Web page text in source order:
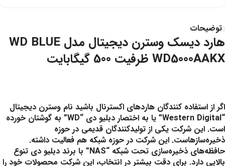
توضیحات
هارد دیسک وسترن دیجیتال مدل WD BLUE
WD5000AAKX ظرفیت 500 گیگابایت
اگر از استفاده کنندگان هاردهای اکسترنال باشید نام وسترن دیجیتال
“Western Digital” یا به اختصار دبلیو دی “WD” به گوشتان خورده
است. این شرکت یکی از تولیدکنندگان قدیمی در حوزه
ذخیره‌سازهاست. این شرکت در حوزه شبکه هم فعالیت داشته.
حافظه‌های ذخیره‌سازی تحت شبکه “NAS” با برند دبلیو دی تنوع
بالایی دارد. برای دقت بیشتر در انتخاب، این شرکت محصولات خود را